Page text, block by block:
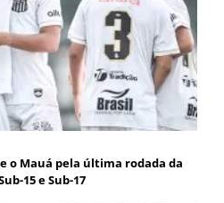
o Mauá pela última rodada da
15 e Sub-17